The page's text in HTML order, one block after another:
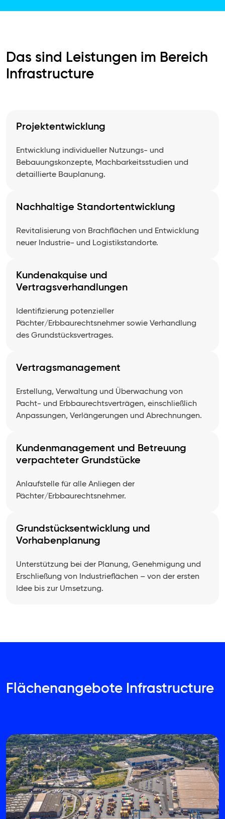
Das sind Leistungen im Bereich
Infrastructure
Projektentwicklung
Entwicklung individueller Nutzungs- und
Bebauungskonzepte, Machbarkeitsstudien und
detaillierte Bauplanung.
Nachhaltige Standortentwicklung
Revitalisierung von Brachflächen und Entwicklung
neuer Industrie- und Logistikstandorte.
Kundenakquise und
Vertragsverhandlungen
Identifizierung potenzieller
Pächter/Erbbaurechtsnehmer sowie Verhandlung
des Grundstücksvertrages.
Vertragsmanagement
Erstellung, Verwaltung und Überwachung von
Pacht- und Erbbaurechtsverträgen, einschließlich
Anpassungen, Verlängerungen und Abrechnungen.
Kundenmanagement und Betreuung
verpachteter Grundstücke
Anlaufstelle für alle Anliegen der
Pächter/Erbbaurechtsnehmer.
Grundstücksentwicklung und
Vorhabenplanung
Unterstützung bei der Planung, Genehmigung und
Erschließung von Industrieflächen – von der ersten
Idee bis zur Umsetzung.
Flächenangebote Infrastructure